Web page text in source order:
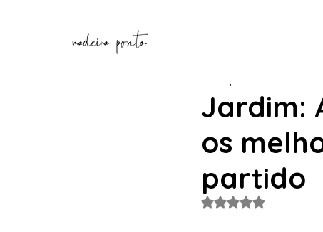
Jardim:
os
partido
Avaliado com NaN